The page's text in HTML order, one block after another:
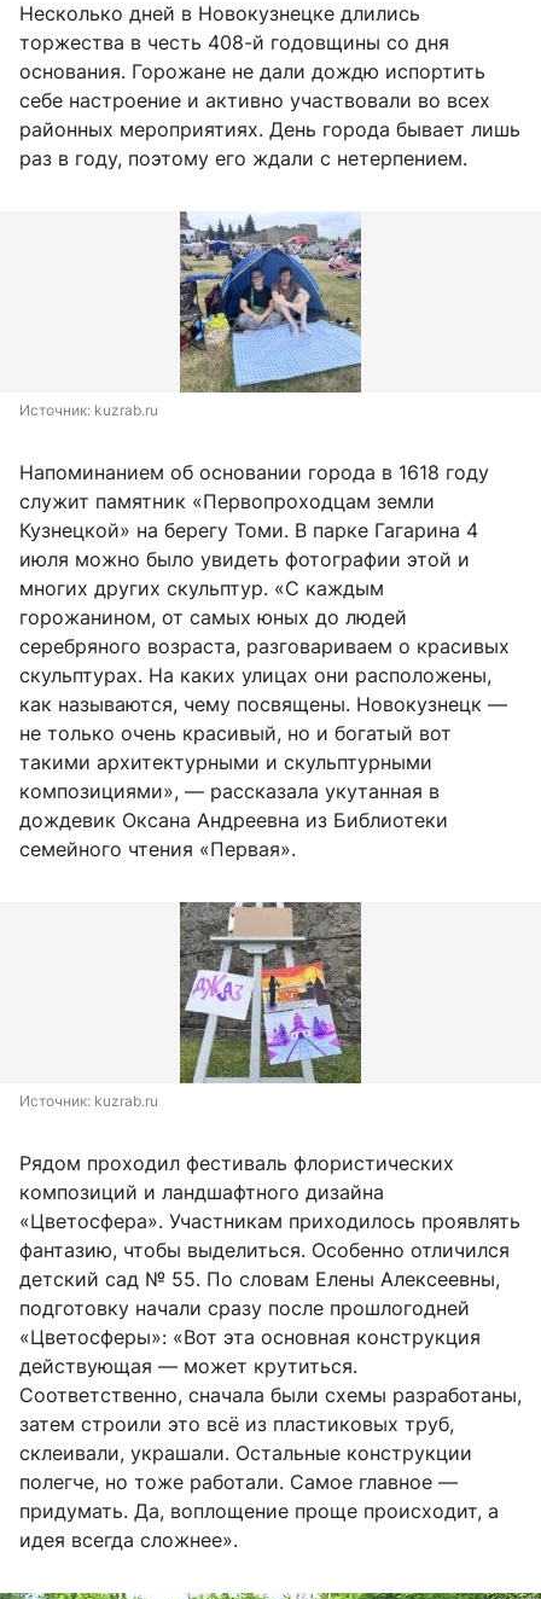
Несколько дней в Новокузнецке длились
торжества в честь 408-й годовщины со дня
основания. Горожане не дали дождю испортить
себе настроение и активно участвовали во всех
районных мероприятиях. День города бывает лишь
раз в году, поэтому его ждали с нетерпением.
Источник: kuzrab.ru
Напоминанием об основании города в 1618 году
служит памятник «Первопроходцам земли
Кузнецкой» на берегу Томи. В парке Гагарина 4
июля можно было увидеть фотографии этой и
многих других скульптур. «С каждым
горожанином, от самых юных до людей
серебряного возраста, разговариваем о красивых
скульптурах. На каких улицах они расположены,
как называются, чему посвящены. Новокузнецк —
не только очень красивый, но и богатый вот
такими архитектурными и скульптурными
композициями», — рассказала укутанная в
дождевик Оксана Андреевна из Библиотеки
семейного чтения «Первая».
Источник: kuzrab.ru
Рядом проходил фестиваль флористических
композиций и ландшафтного дизайна
«Цветосфера». Участникам приходилось проявлять
фантазию, чтобы выделиться. Особенно отличился
детский сад № 55. По словам Елены Алексеевны,
подготовку начали сразу после прошлогодней
«Цветосферы»: «Вот эта основная конструкция
действующая — может крутиться.
Соответственно, сначала были схемы разработаны,
затем строили это всё из пластиковых труб,
склеивали, украшали. Остальные конструкции
полегче, но тоже работали. Самое главное —
придумать. Да, воплощение проще происходит, а
идея всегда сложнее».